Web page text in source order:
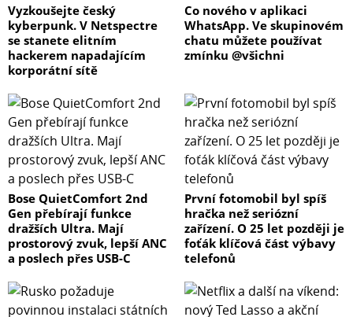
Vyzkoušejte český
kyberpunk. V Netspectre
se stanete elitním
hackerem napadajícím
korporátní sítě
Co nového v aplikaci
WhatsApp. Ve skupinovém
chatu můžete používat
zmínku @všichni
Bose QuietComfort 2nd
Gen přebírají funkce
dražších Ultra. Mají
prostorový zvuk, lepší ANC
a poslech přes USB-C
První fotomobil byl spíš
hračka než seriózní
zařízení. O 25 let později je
foťák klíčová část výbavy
telefonů